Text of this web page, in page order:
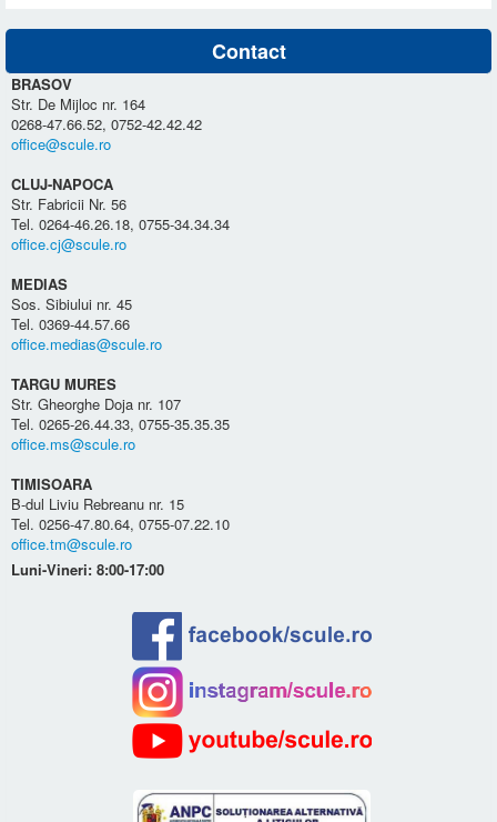
Contact
BRASOV
Str. De Mijloc nr. 164
0268-47.66.52, 0752-42.42.42
office@scule.ro
CLUJ-NAPOCA
Str. Fabricii Nr. 56
Tel. 0264-46.26.18, 0755-34.34.34
office.cj@scule.ro
MEDIAS
Sos. Sibiului nr. 45
Tel. 0369-44.57.66
office.medias@scule.ro
TARGU MURES
Str. Gheorghe Doja nr. 107
Tel. 0265-26.44.33, 0755-35.35.35
office.ms@scule.ro
TIMISOARA
B-dul Liviu Rebreanu nr. 15
Tel. 0256-47.80.64, 0755-07.22.10
office.tm@scule.ro
Luni-Vineri: 8:00-17:00